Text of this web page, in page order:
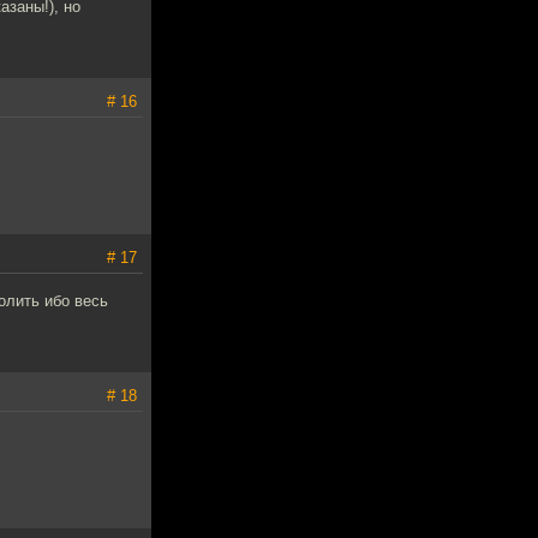
но
# 16
# 17
ибо весь
# 18